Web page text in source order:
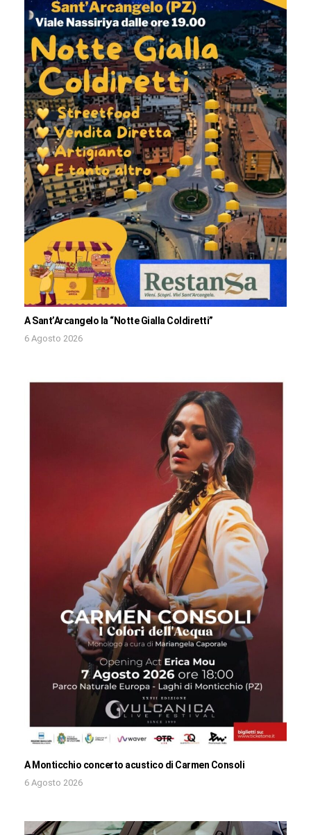
A Sant’Arcangelo la “Notte Gialla Coldiretti”
6 Agosto 2026
A Monticchio concerto acustico di Carmen Consoli
6 Agosto 2026